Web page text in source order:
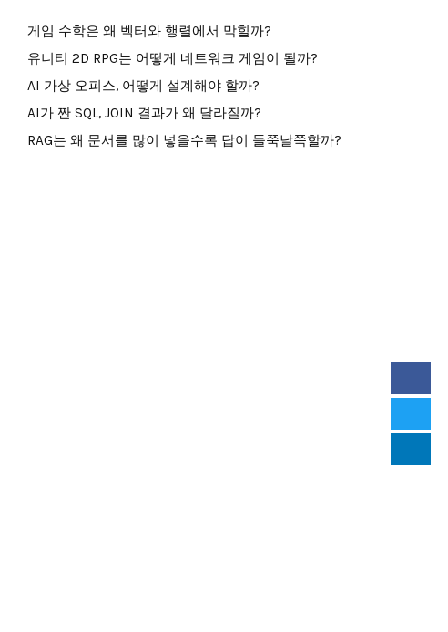
게임 수학은 왜 벡터와 행렬에서 막힐까?
유니티 2D RPG는 어떻게 네트워크 게임이 될까?
AI 가상 오피스, 어떻게 설계해야 할까?
AI가 짠 SQL, JOIN 결과가 왜 달라질까?
RAG는 왜 문서를 많이 넣을수록 답이 들쭉날쭉할까?